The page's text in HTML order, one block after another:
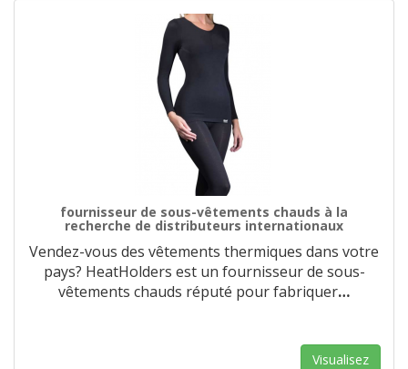
fournisseur de sous-vêtements chauds à la
recherche de distributeurs internationaux
Vendez-vous des vêtements thermiques dans votre
pays? HeatHolders est un fournisseur de sous-
vêtements chauds réputé pour fabriquer…
Visualisez